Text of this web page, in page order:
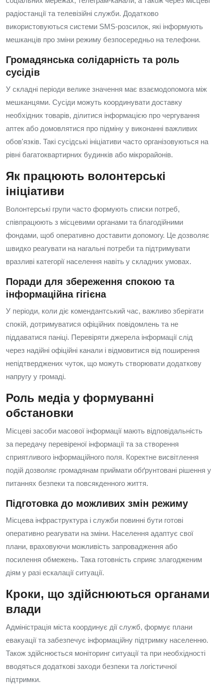
радіостанції та телевізійні служби. Додатково
використовуються системи SMS-розсилок, які інформують
мешканців про зміни режиму безпосередньо на телефони.
Громадянська солідарність та роль
сусідів
У складні періоди велике значення має взаємодопомога між
мешканцями. Сусіди можуть координувати доставку
необхідних товарів, ділитися інформацією про чергування
аптек або домовлятися про підміну у виконанні важливих
обов'язків. Такі сусідські ініціативи часто організовуються на
рівні багатоквартирних будинків або мікрорайонів.
Як працюють волонтерські
ініціативи
Волонтерські групи часто формують списки потреб,
співпрацюють з місцевими органами та благодійними
фондами, щоб оперативно доставити допомогу. Це дозволяє
швидко реагувати на нагальні потреби та підтримувати
вразливі категорії населення навіть у складних умовах.
Поради для збереження спокою та
інформаційна гігієна
У періоди, коли діє комендантський час, важливо зберігати
спокій, дотримуватися офіційних повідомлень та не
піддаватися паніці. Перевіряти джерела інформації слід
через надійні офіційні канали і відмовитися від поширення
непідтверджених чуток, що можуть створювати додаткову
напругу у громаді.
Роль медіа у формуванні
обстановки
Місцеві засоби масової інформації мають відповідальність
за передачу перевіреної інформації та за створення
сприятливого інформаційного поля. Коректне висвітлення
подій дозволяє громадянам приймати обґрунтовані рішення у
питаннях безпеки та повсякденного життя.
Підготовка до можливих змін режиму
Місцева інфраструктура і служби повинні бути готові
оперативно реагувати на зміни. Населення адаптує свої
плани, враховуючи можливість запровадження або
посилення обмежень. Така готовність сприяє злагодженим
діям у разі ескалації ситуації.
Кроки, що здійснюються органами
влади
Адміністрація міста координує дії служб, формує плани
евакуації та забезпечує інформаційну підтримку населенню.
Також здійснюється моніторинг ситуації та при необхідності
вводяться додаткові заходи безпеки та логістичної
підтримки.